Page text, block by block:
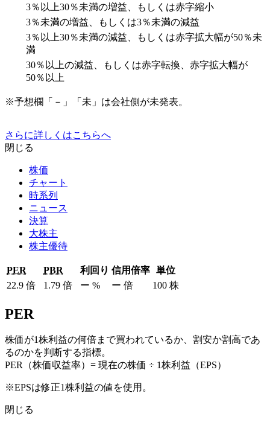
3％以上30％未満の増益、もしくは赤字縮小
3％未満の増益、もしくは3％未満の減益
3％以上30％未満の減益、もしくは赤字拡大幅が50％未
満
30％以上の減益、もしくは赤字転換、赤字拡大幅が
50％以上
※予想欄「－」「未」は会社側が未発表。
さらに詳しくはこちらへ
閉じる
株価
チャート
時系列
ニュース
決算
大株主
株主優待
PER PBR 利回り 信用倍率 単位
22.9 倍 1.79 倍 ー % ー 倍 100 株
PER
株価が1株利益の何倍まで買われているか、割安か割高であ
るのかを判断する指標。
PER（株価収益率）= 現在の株価 ÷ 1株利益（EPS）
※EPSは修正1株利益の値を使用。
閉じる